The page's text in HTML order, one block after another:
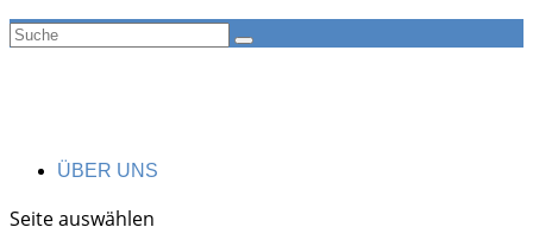
ÜBER UNS
Seite auswählen